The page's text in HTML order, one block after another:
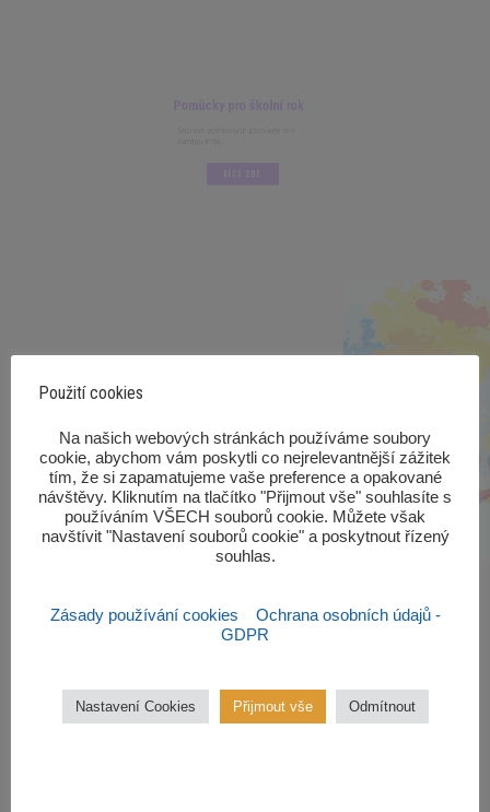
Zájmové kroužky
Použití cookies
‎Na našich webových stránkách používáme soubory
cookie, abychom vám poskytli co nejrelevantnější zážitek
tím, že si zapamatujeme vaše preference a opakované
návštěvy. Kliknutím na tlačítko "Přijmout vše" souhlasíte s
používáním VŠECH souborů cookie. Můžete však
navštívit "Nastavení souborů cookie" a poskytnout řízený
souhlas.‎
Zásady používání cookies
Ochrana osobních údajů -
GDPR
Nastavení Cookies Přijmout vše Odmítnout